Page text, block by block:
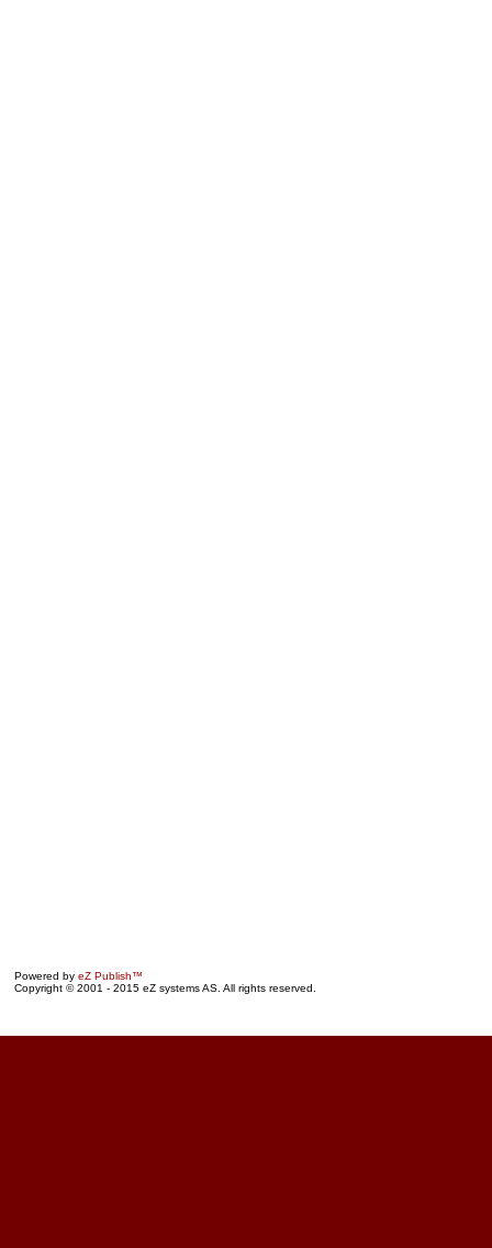
Powered by eZ Publish™
Copyright © 2001 - 2015 eZ systems AS. All rights reserved.